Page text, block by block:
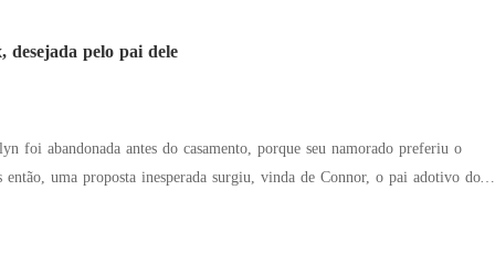
ir.
desejada pelo pai dele
foi abandonada antes do casamento, porque seu namorado preferiu o